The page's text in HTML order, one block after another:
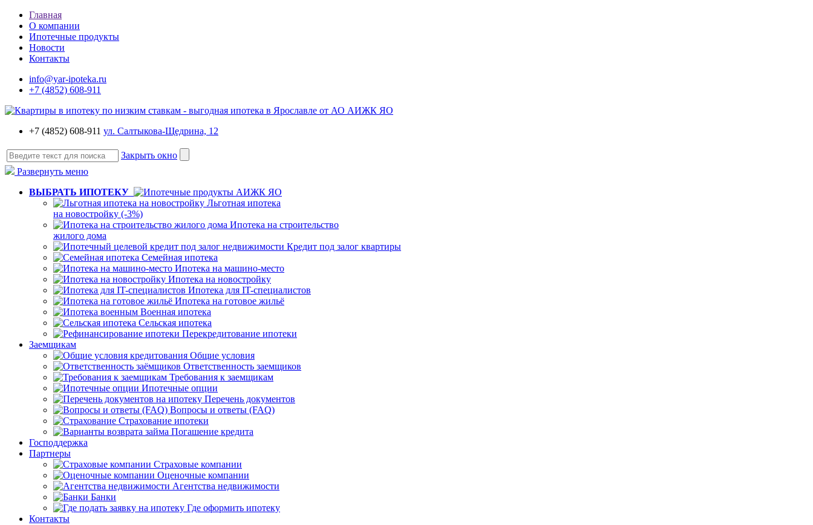
Главная
О компании
Ипотечные продукты
Новости
Контакты
info@yar-ipoteka.ru
+7 (4852) 608-911
+7 (4852) 608-911 ул. Салтыкова-Щедрина, 12
Закрыть окно
Развернуть меню
ВЫБРАТЬ ИПОТЕКУ
Льготная ипотека
на новостройку (-3%)
Ипотека на строительство
жилого дома
Кредит под залог квартиры
Семейная ипотека
Ипотека на машино-место
Ипотека на новостройку
Ипотека для IT-специалистов
Ипотека на готовое жильё
Военная ипотека
Сельская ипотека
Перекредитование ипотеки
Заемщикам
Общие условия
Ответственность заемщиков
Требования к заемщикам
Ипотечные опции
Перечень документов
Вопросы и ответы (FAQ)
Страхование ипотеки
Погашение кредита
Господдержка
Партнеры
Страховые компании
Оценочные компании
Агентства недвижимости
Банки
Где оформить ипотеку
Контакты